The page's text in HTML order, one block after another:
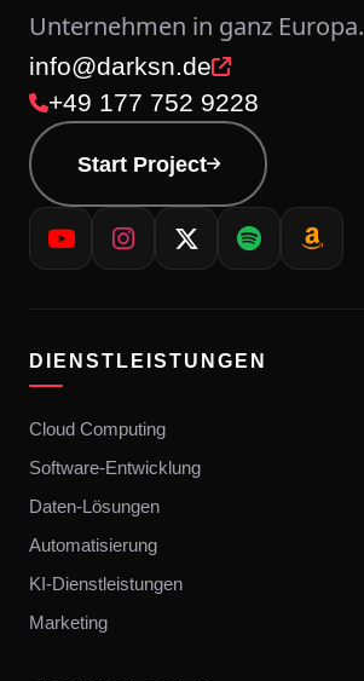
Unternehmen in ganz Europa.
info@darksn.de
+49 177 752 9228
Start Project
DIENSTLEISTUNGEN
Cloud Computing
Software-Entwicklung
Daten-Lösungen
Automatisierung
KI-Dienstleistungen
Marketing